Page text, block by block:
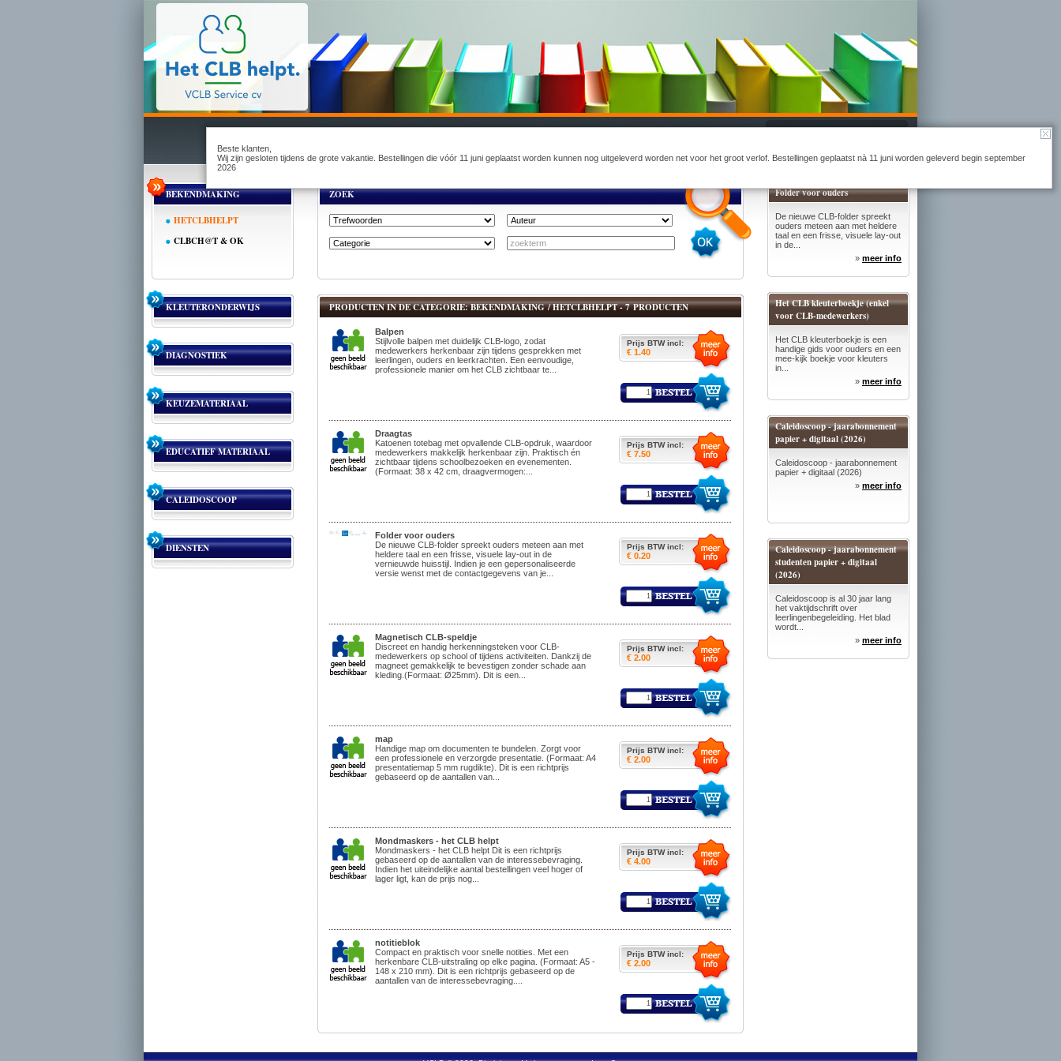
Beste klanten,
Wij zijn gesloten tijdens de grote vakantie. Bestellingen die vóór 11 juni geplaatst worden kunnen nog uitgeleverd worden net voor het groot verlof. Bestellingen geplaatst nà 11 juni worden geleverd begin september
2026
BEKENDMAKING
HETCLBHELPT
CLBCH@T & OK
KLEUTERONDERWIJS
DIAGNOSTIEK
KEUZEMATERIAAL
EDUCATIEF MATERIAAL
CALEIDOSCOOP
DIENSTEN
ZOEK
PRODUCTEN IN DE CATEGORIE: BEKENDMAKING / HETCLBHELPT - 7 PRODUCTEN
Balpen
Stijlvolle balpen met duidelijk CLB-logo, zodat
medewerkers herkenbaar zijn tijdens gesprekken met
leerlingen, ouders en leerkrachten. Een eenvoudige,
professionele manier om het CLB zichtbaar te...
Prijs BTW incl:
€ 1.40
Draagtas
Katoenen totebag met opvallende CLB-opdruk, waardoor
medewerkers makkelijk herkenbaar zijn. Praktisch én
zichtbaar tijdens schoolbezoeken en evenementen.
(Formaat: 38 x 42 cm, draagvermogen:...
Prijs BTW incl:
€ 7.50
Folder voor ouders
De nieuwe CLB-folder spreekt ouders meteen aan met
heldere taal en een frisse, visuele lay-out in de
vernieuwde huisstijl. Indien je een gepersonaliseerde
versie wenst met de contactgegevens van je...
Prijs BTW incl:
€ 0.20
Magnetisch CLB-speldje
Discreet en handig herkenningsteken voor CLB-
medewerkers op school of tijdens activiteiten. Dankzij de
magneet gemakkelijk te bevestigen zonder schade aan
kleding.(Formaat: Ø25mm). Dit is een...
Prijs BTW incl:
€ 2.00
map
Handige map om documenten te bundelen. Zorgt voor
een professionele en verzorgde presentatie. (Formaat: A4
presentatiemap 5 mm rugdikte). Dit is een richtprijs
gebaseerd op de aantallen van...
Prijs BTW incl:
€ 2.00
Mondmaskers - het CLB helpt
Mondmaskers - het CLB helpt Dit is een richtprijs
gebaseerd op de aantallen van de interessebevraging.
Indien het uiteindelijke aantal bestellingen veel hoger of
lager ligt, kan de prijs nog...
Prijs BTW incl:
€ 4.00
notitieblok
Compact en praktisch voor snelle notities. Met een
herkenbare CLB-uitstraling op elke pagina. (Formaat: A5 -
148 x 210 mm). Dit is een richtprijs gebaseerd op de
aantallen van de interessebevraging....
Prijs BTW incl:
€ 2.00
Folder voor ouders
De nieuwe CLB-folder spreekt
ouders meteen aan met heldere
taal en een frisse, visuele lay-out
in de...
» meer info
Het CLB kleuterboekje (enkel
voor CLB-medewerkers)
Het CLB kleuterboekje is een
handige gids voor ouders en een
mee-kijk boekje voor kleuters
in...
» meer info
Caleidoscoop - jaarabonnement
papier + digitaal (2026)
Caleidoscoop - jaarabonnement
papier + digitaal (2026)
» meer info
Caleidoscoop - jaarabonnement
studenten papier + digitaal
(2026)
Caleidoscoop is al 30 jaar lang
het vaktijdschrift over
leerlingenbegeleiding. Het blad
wordt...
» meer info